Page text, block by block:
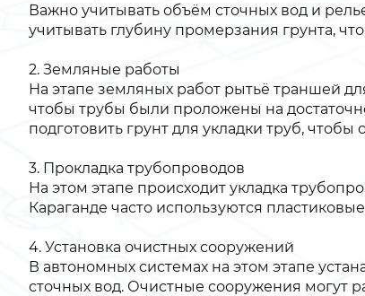
Важно учитывать объём сточных вод и
учитывать глубину промерзания грунта,
2. Земляные работы
На этапе земляных работ рытьё траншей
чтобы трубы были проложены на
подготовить грунт для укладки труб, чтобы
3. Прокладка трубопроводов
На этом этапе происходит укладка
Караганде часто используются
4. Установка очистных сооружений
В автономных системах на этом этапе
сточных вод. Очистные сооружения могут